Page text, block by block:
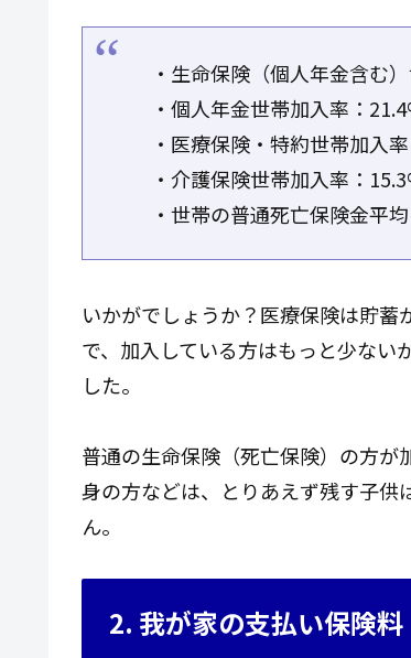
・生命保険（個人年金含む
・個人年金世帯加入率：
・医療保険・特約世帯加入
・介護保険世帯加入率：
・世帯の普通死亡保険金平
いかがでしょうか？医療保険は貯
で、加入している方はもっと少ない
した。
普通の生命保険（死亡保険）の方
身の方などは、とりあえず残す子供
ん。
2. 我が家の支払い保険料